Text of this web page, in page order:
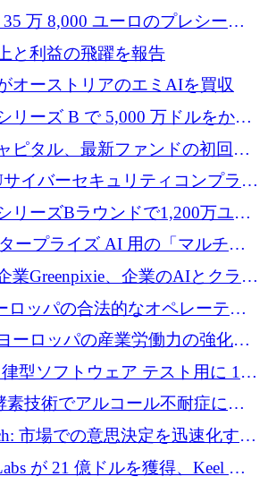
を確保
35 万 8,000 ユーロのプレシード
売業のスプレッドシートをター
います
と利益の飛躍を報告
オーストリアのエミAIを買収
リーズ B で 5,000 万ドルをかけ
大陸法用の法律 AI を構築
ピタル、最新ファンドの初回ク
ルを確保
イバーセキュリティコンプライ
トフォームのために140万ユーロ
リーズBラウンドで1,200万ユー
ープライズ AI 用の「マルチプ
ペレーティング システムを構築
B で 4,000 万ドルを調達
業Greenpixie、企業のAIとクラウ
ー無駄を削減するために470万ポ
ロッパの合法的なオペレーティ
を構築するために 750 万ユーロ
ーロッパの産業労働力の強化に
に 140 万ユーロを獲得
型ソフトウェア テスト用に 110
レシードを提供して開始
素技術でアルコール不耐症に取
150 万ユーロを調達
市場での意思決定を迅速化する
リジェンス層を構築する
が 21 億ドルを獲得、Keel の